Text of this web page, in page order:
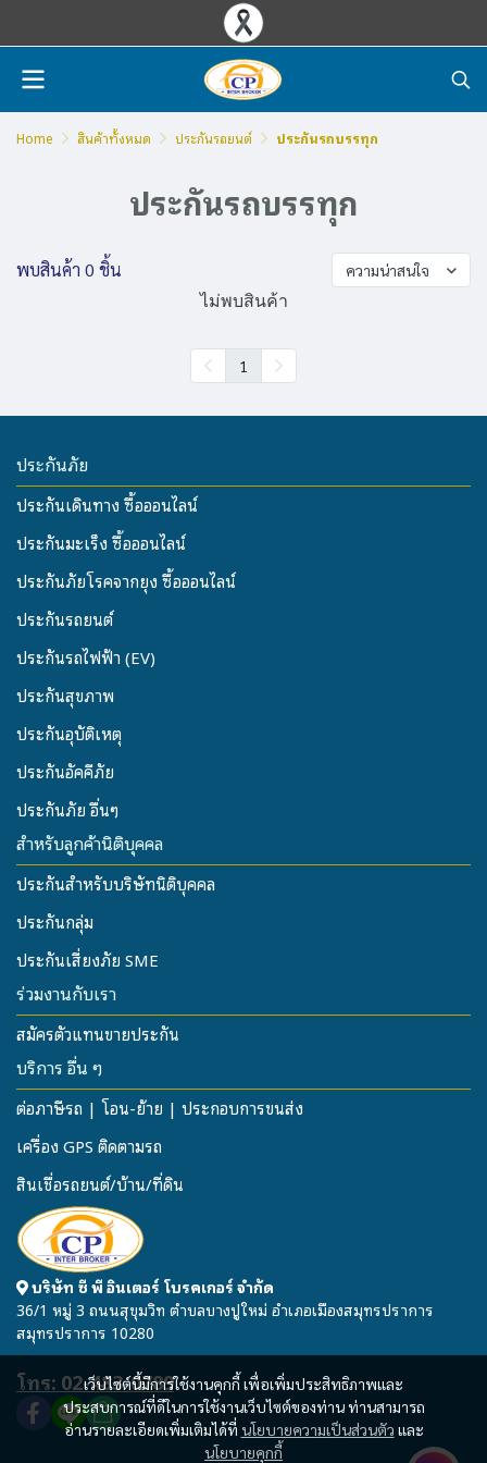
Home สินค้าทั้งหมด ประกันรถยนต์ ประกันรถบรรทุก
ประกันรถบรรทุก
พบสินค้า 0 ชิ้น ความน่าสนใจ
ไม่พบสินค้า
1
เว็บไซต์นี้มีการใช้งานคุกกี้ เพื่อเพิ่มประสิทธิภาพและ
ประสบการณ์ที่ดีในการใช้งานเว็บไซต์ของท่าน ท่านสามารถ
อ่านรายละเอียดเพิ่มเติมได้ที่ นโยบายความเป็นส่วนตัว และ
นโยบายคุกกี้
ประกันภัย
ประกันเดินทาง ซื้อออนไลน์
ประกันมะเร็ง ซื้อออนไลน์
ประกันภัยโรคจากยุง ซื้อออนไลน์
ประกันรถยนต์
ประกันรถไฟฟ้า (EV)
ประกันสุขภาพ
ประกันอุบัติเหตุ
ประกันอัคคีภัย
ประกันภัย อื่นๆ
สำหรับลูกค้านิติบุคคล
ประกันสำหรับบริษัทนิติบุคคล
ประกันกลุ่ม
ประกันเสี่ยงภัย SME
ร่วมงานกับเรา
สมัครตัวแทนขายประกัน
บริการ อื่น ๆ
ต่อภาษีรถ | โอน-ย้าย | ประกอบการขนส่ง
เครื่อง GPS ติดตามรถ
สินเชื่อรถยนต์/บ้าน/ที่ดิน
บริษัท ซี พี อินเตอร์ โบรคเกอร์ จำกัด
36/1 หมู่ 3 ถนนสุขุมวิท ตำบลบางปูใหม่ อำเภอเมืองสมุทรปราการ
สมุทรปราการ 10280
โทร: 02-483-0789